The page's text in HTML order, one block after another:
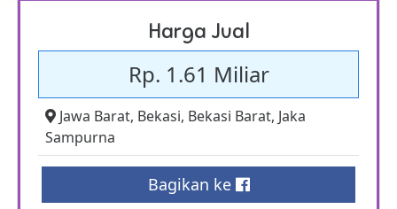
Harga Jual
Rp. 1.61 Miliar
Jawa Barat, Bekasi, Bekasi Barat, Jaka
Sampurna
Bagikan ke